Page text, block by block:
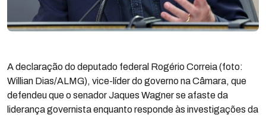
A declaração do deputado federal Rogério Correia (foto:
Willian Dias/ALMG), vice-líder do governo na Câmara, que
defendeu que o senador Jaques Wagner se afaste da
liderança governista enquanto responde às investigações da